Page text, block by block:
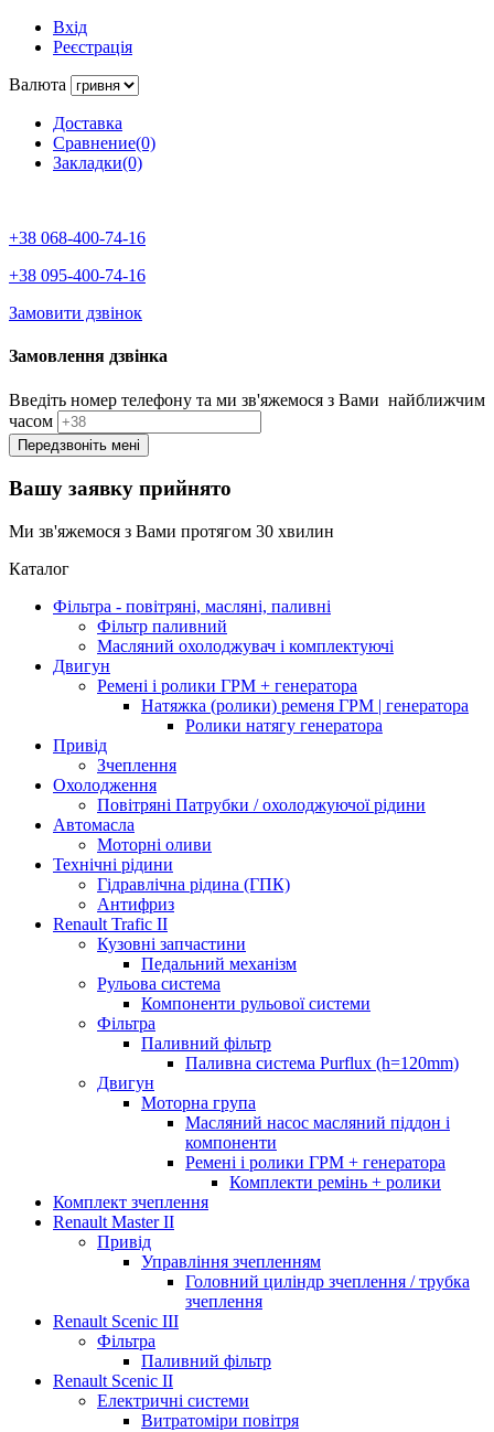
Вхід
Реєстрація
Валюта
Доставка
Сравнение(0)
Закладки(0)
+38 068-400-74-16
+38 095-400-74-16
Замовити дзвінок
Замовлення дзвінка
Введіть номер телефону та ми зв'яжемося з Вами найближчим
часом
Вашу заявку прийнято
Ми зв'яжемося з Вами протягом 30 хвилин
Каталог
Фільтра - повітряні, масляні, паливні
Фільтр паливний
Масляний охолоджувач і комплектуючі
Двигун
Ремені і ролики ГРМ + генератора
Натяжка (ролики) ременя ГРМ | генератора
Ролики натягу генератора
Привід
Зчеплення
Охолодження
Повітряні Патрубки / охолоджуючої рідини
Автомасла
Моторні оливи
Технічні рідини
Гідравлічна рідина (ГПК)
Антифриз
Renault Trafic II
Кузовні запчастини
Педальний механізм
Рульова система
Компоненти рульової системи
Фільтра
Паливний фільтр
Паливна система Purflux (h=120mm)
Двигун
Моторна група
Масляний насос масляний піддон і
компоненти
Ремені і ролики ГРМ + генератора
Комплекти ремінь + ролики
Комплект зчеплення
Renault Master II
Привід
Управління зчепленням
Головний циліндр зчеплення / трубка
зчеплення
Renault Scenic III
Фільтра
Паливний фільтр
Renault Scenic II
Електричні системи
Витратоміри повітря